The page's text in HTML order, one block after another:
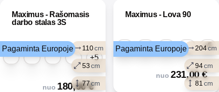
Maximus - Rašomasis
darbo stalas 3S
110cm
53cm
77cm
Pagaminta Europoje
+5
nuo 180,00€
Maximus - Lova 90
204cm
94cm
81 cm
Pagaminta Europoje +5
nuo 231,00€